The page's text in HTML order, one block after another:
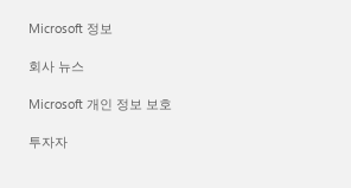
Microsoft 정보
회사 뉴스
Microsoft 개인 정보 보호
투자자